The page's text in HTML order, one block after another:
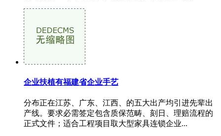
企业扶植有福建省企业手艺
分布正在江苏、广东、江西、的五大出产均引进先辈出
产线。要求必需签定包含质保范畴、刻日、理赔流程的
正式文件；适合工程项目取大型家具连锁企业...